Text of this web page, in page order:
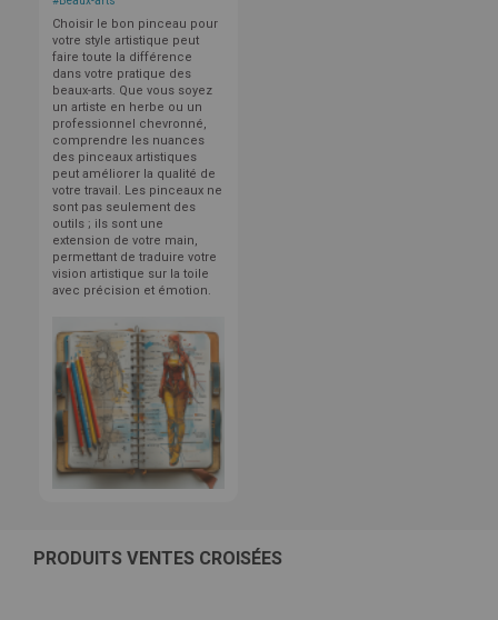
Choisir le bon pinceau pour
votre style artistique peut
faire toute la différence
dans votre pratique des
beaux-arts. Que vous soyez
un artiste en herbe ou un
professionnel chevronné,
comprendre les nuances
des pinceaux artistiques
peut améliorer la qualité de
votre travail. Les pinceaux ne
sont pas seulement des
outils ; ils sont une
extension de votre main,
permettant de traduire votre
vision artistique sur la toile
avec précision et émotion.
PRODUITS VENTES CROISÉES